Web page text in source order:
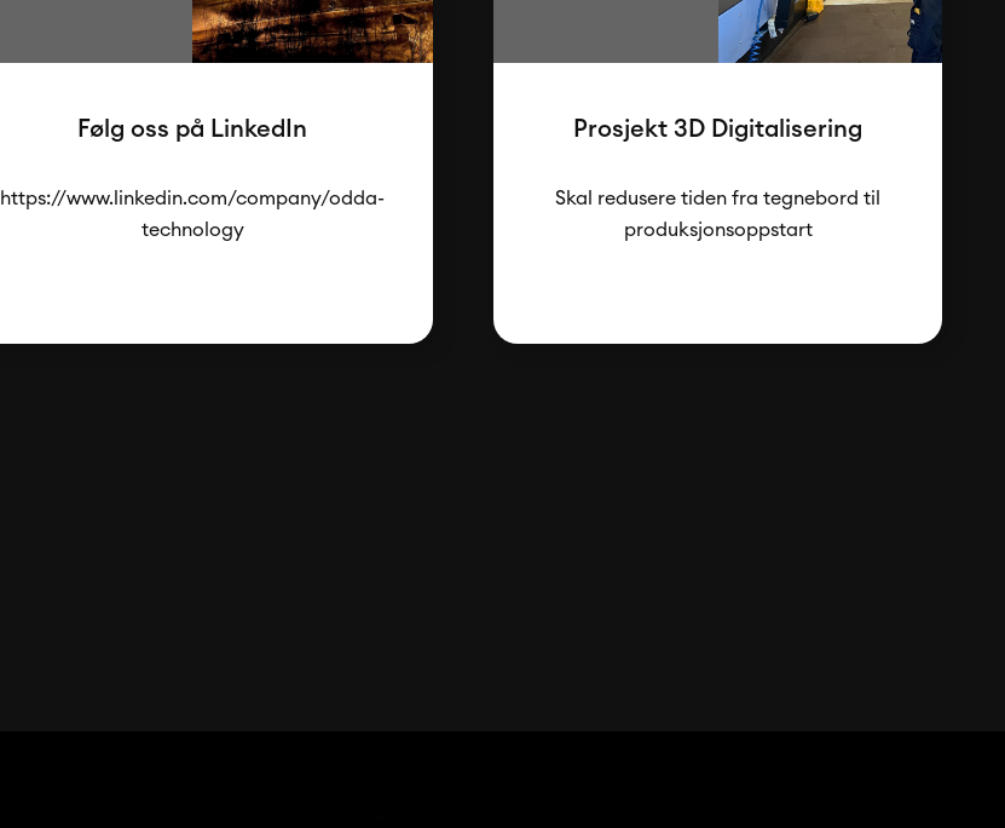
Følg oss på LinkedIn
https://www.linkedin.com/company/odda-
technology
Prosjekt 3D Digitalisering
Skal redusere tiden fra tegnebord til
produksjonsoppstart